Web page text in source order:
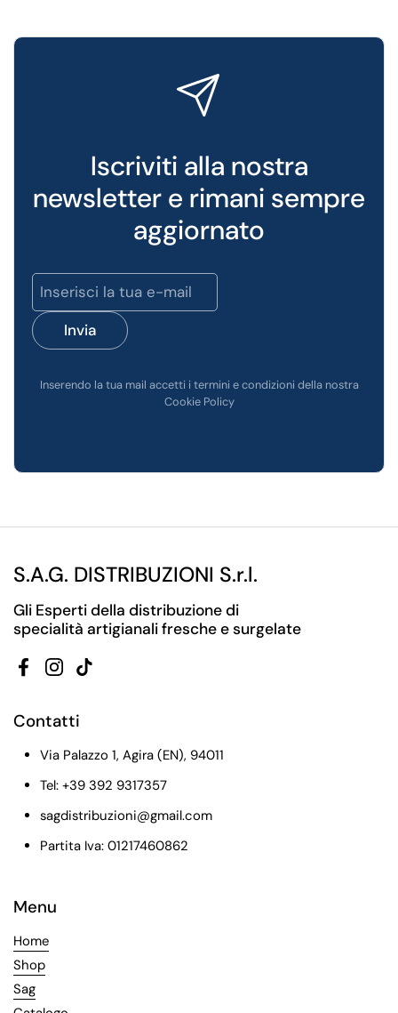
Iscriviti alla nostra
newsletter e rimani sempre
aggiornato
Invia
Inserendo la tua mail accetti i termini e condizioni della nostra
Cookie Policy
S.A.G. DISTRIBUZIONI S.r.l.
Gli Esperti della distribuzione di
specialità artigianali fresche e surgelate
Facebook
Instagram
TikTok
Contatti
Via Palazzo 1, Agira (EN), 94011
Tel: +39 392 9317357
sagdistribuzioni@gmail.com
Partita Iva: 01217460862
Menu
Home
Shop
Sag